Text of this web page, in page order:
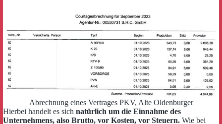
Abrechnung eines Vertrages PKV, Alte Oldenburger
Hierbei handelt es sich natürlich um die Einnahme des
Unternehmens, also Brutto, vor Kosten, vor Steuern. Wie bei